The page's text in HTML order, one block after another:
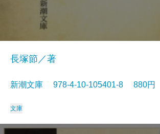
長塚節／著
新潮文庫 978-4-10-105401-8 880円
文庫